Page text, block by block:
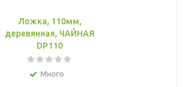
Ложка, 110мм,
деревянная, ЧАЙНАЯ
DP110
Много